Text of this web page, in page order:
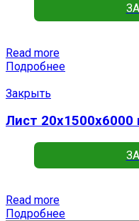
Read more
Подробнее
Закрыть
Лист
Read more
Подробнее